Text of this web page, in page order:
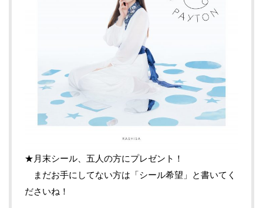
★月末シール、五人の方にプレゼント！
まだお手にしてない方は「シール希望」と書いてく
ださいね！